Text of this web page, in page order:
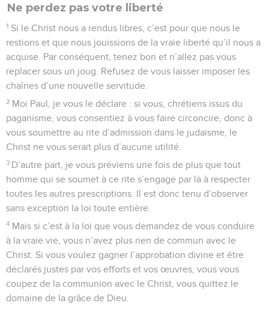
Ne perdez pas votre liberté
1 Si le Christ nous a rendus libres, c’est pour que nous le
restions et que nous jouissions de la vraie liberté qu’il nous a
acquise. Par conséquent, tenez bon et n’allez pas vous
replacer sous un joug. Refusez de vous laisser imposer les
chaînes d’une nouvelle servitude.
2 Moi Paul, je vous le déclare : si vous, chrétiens issus du
paganisme, vous consentiez à vous faire circoncire, donc à
vous soumettre au rite d’admission dans le judaïsme, le
Christ ne vous serait plus d’aucune utilité.
3 D’autre part, je vous préviens une fois de plus que tout
homme qui se soumet à ce rite s’engage par là à respecter
toutes les autres prescriptions. Il est donc tenu d’observer
sans exception la loi toute entière.
4 Mais si c’est à la loi que vous demandez de vous conduire
à la vraie vie, vous n’avez plus rien de commun avec le
Christ. Si vous voulez gagner l’approbation divine et être
déclarés justes par vos efforts et vos œuvres, vous vous
coupez de la communion avec le Christ, vous quittez le
domaine de la grâce de Dieu.